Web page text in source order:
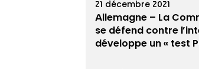
21 décembre 2021
Allemagne – La
se défend contre
développe un « test